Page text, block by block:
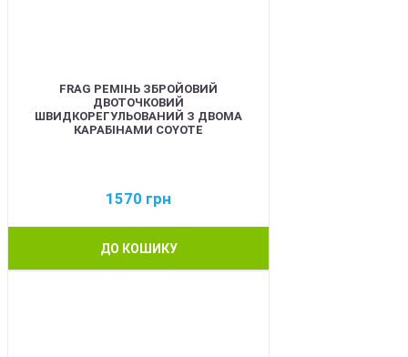
FRAG РЕМІНЬ ЗБРОЙОВИЙ
ДВОТОЧКОВИЙ
ШВИДКОРЕГУЛЬОВАНИЙ З ДВОМА
КАРАБІНАМИ COYOTE
1570 грн
ДО КОШИКУ